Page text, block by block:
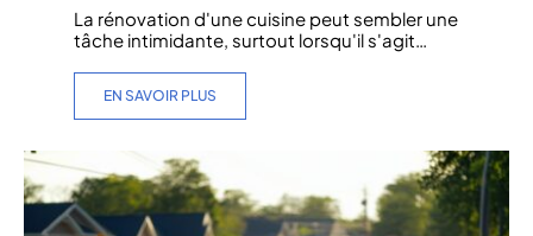
La rénovation d'une cuisine peut sembler une
tâche intimidante, surtout lorsqu'il s'agit…
EN SAVOIR PLUS